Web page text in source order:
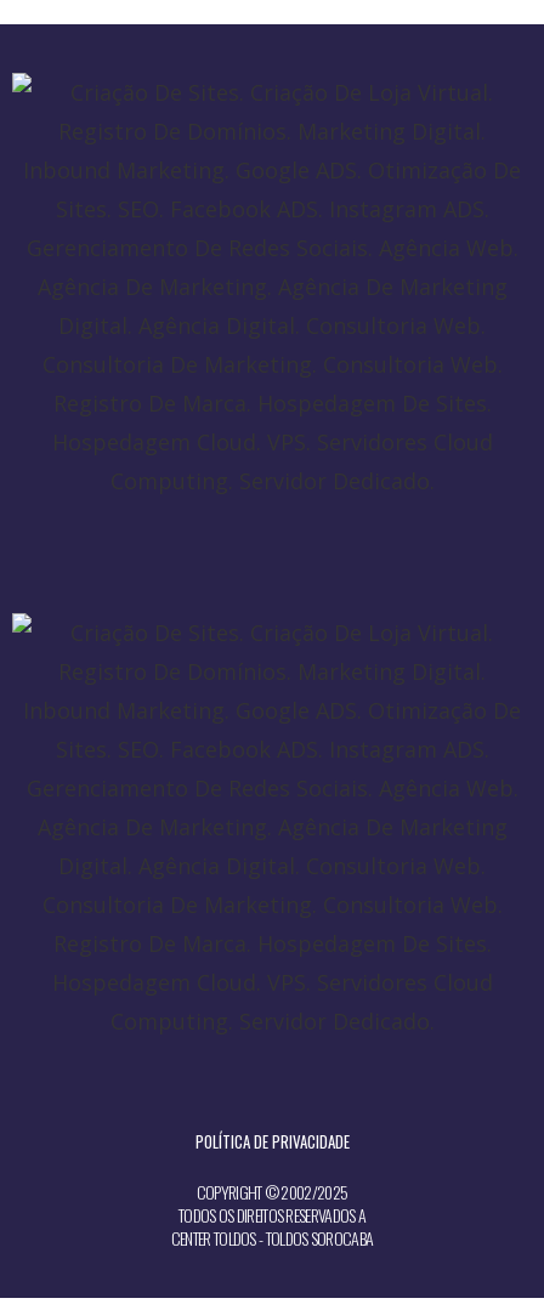
POLÍTICA DE PRIVACIDADE
COPYRIGHT © 2002/2025
TODOS OS DIREITOS RESERVADOS A
CENTER TOLDOS - TOLDOS SOROCABA